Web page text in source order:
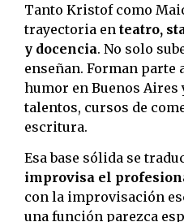
Tanto Kristof como
trayectoria en teatro,
y docencia. No solo
enseñan. Forman parte
humor en Buenos Aires
talentos, cursos de
escritura.
Esa base sólida se
improvisa el
con la improvisación
una función parezca